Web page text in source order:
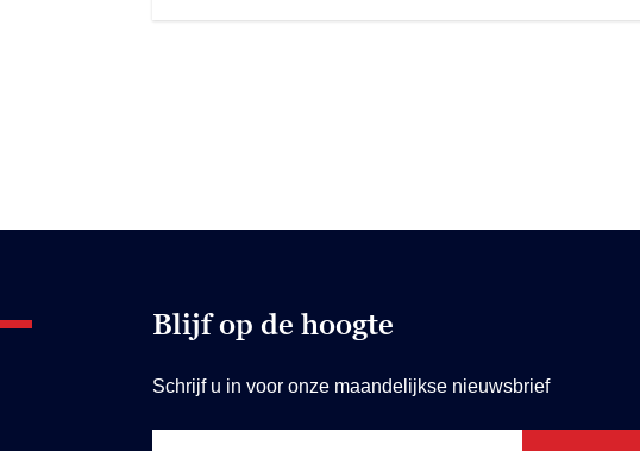
Blijf op de hoogte
Schrijf u in voor onze maandelijkse nieuwsbrief